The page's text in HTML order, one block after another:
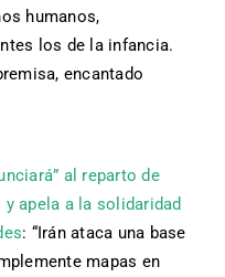
humanos,
los de la infancia.
encantado
al reparto de
apela a la solidaridad
: “Irán ataca una base
mapas en